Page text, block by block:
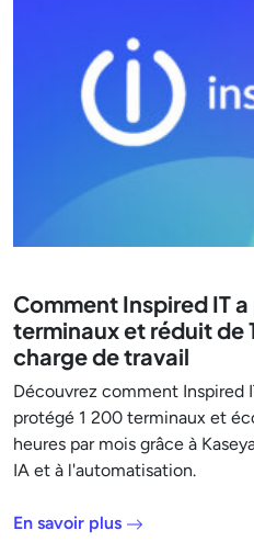
Comment Inspired IT
terminaux et réduit de
charge de travail
Découvrez comment Inspired
protégé 1 200 terminaux et
heures par mois grâce à
IA et à l'automatisation.
En savoir plus